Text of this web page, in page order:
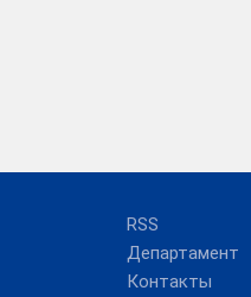
RSS
Департамент
Контакты